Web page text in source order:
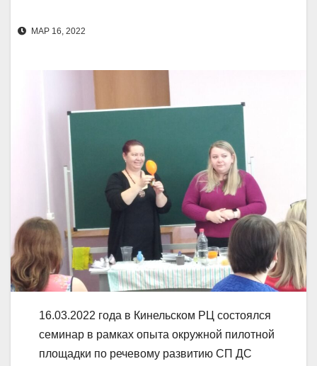
МАР 16, 2022
16.03.2022 года в Кинельском РЦ состоялся
семинар в рамках опыта окружной пилотной
площадки по речевому развитию СП ДС